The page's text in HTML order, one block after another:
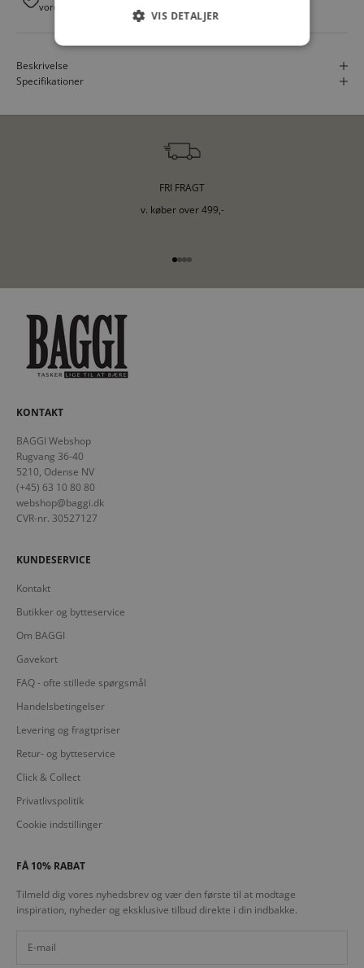
vores FAQ
Beskrivelse
Specifikationer
FRI FRAGT
v. køber over 499,-
Gå til element 1
Gå til element 2
Gå til element 3
Gå til element 4
KONTAKT
BAGGI Webshop
Rugvang 36-40
5210, Odense NV
(+45) 63 10 80 80
webshop@baggi.dk
CVR-nr. 30527127
KUNDESERVICE
Kontakt
Butikker og bytteservice
Om BAGGI
Gavekort
FAQ - ofte stillede spørgsmål
Handelsbetingelser
Levering og fragtpriser
Retur- og bytteservice
Click & Collect
Privatlivspolitik
Cookie indstillinger
FÅ 10% RABAT
Tilmeld dig vores nyhedsbrev og vær den første til at modtage
inspiration, nyheder og eksklusive tilbud direkte i din indbakke.
VIS DETALJER